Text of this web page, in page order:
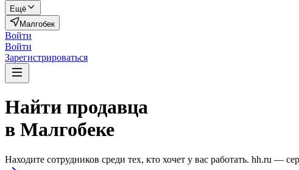
Ещё
Малгобек
Войти
Войти
Зарегистрироваться
Найти продавца
в Малгобеке
Находите сотрудников среди тех, кто хочет у вас работать. hh.ru —